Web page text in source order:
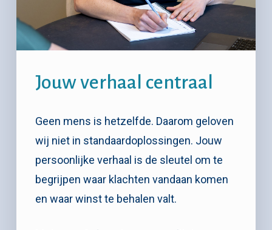
Jouw verhaal centraal
Geen mens is hetzelfde. Daarom geloven
wij niet in standaardoplossingen. Jouw
persoonlijke verhaal is de sleutel om te
begrijpen waar klachten vandaan komen
en waar winst te behalen valt.